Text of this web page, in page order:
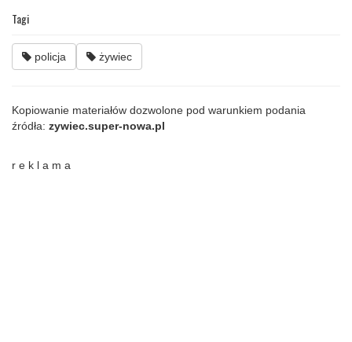
Tagi
policja żywiec
Kopiowanie materiałów dozwolone pod warunkiem podania
źródła: zywiec.super-nowa.pl
r e k l a m a